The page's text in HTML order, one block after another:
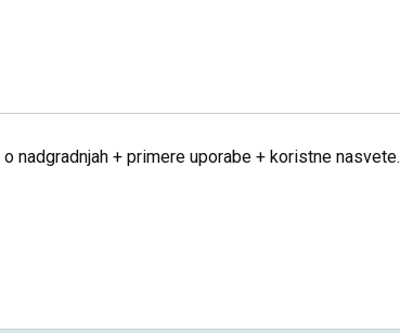
nadgradnjah + primere uporabe + koristne nasvete.